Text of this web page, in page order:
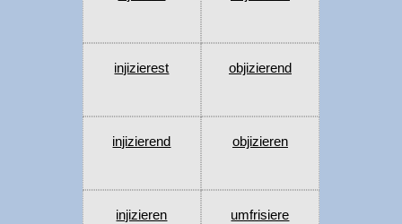
injizierest objizierend
injizierend objizieren
injizieren umfrisiere